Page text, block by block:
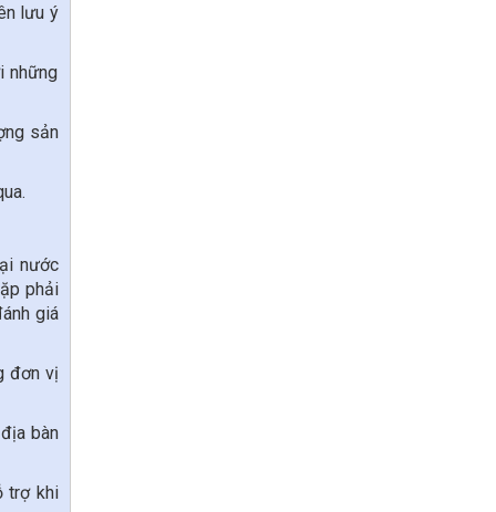
lưu ý
những
sản
nước
phải
giá
đơn vị
bàn
trợ khi